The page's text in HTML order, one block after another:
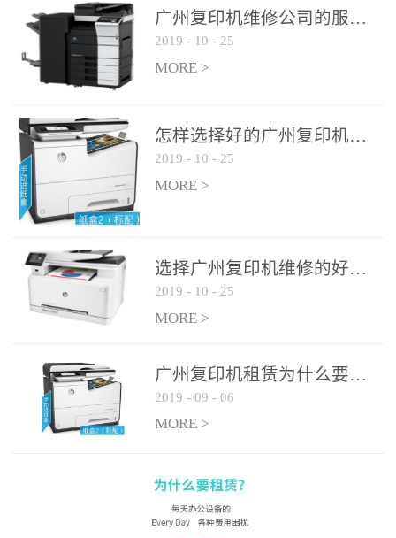
广州复印机维修公司的服务如何?
2019 - 10 - 25
MORE >
怎样选择好的广州复印机维修公司?
2019 - 10 - 25
MORE >
选择广州复印机维修的好处有哪些?
2019 - 10 - 25
MORE >
广州复印机租赁为什么要选大平台
2019 - 09 - 06
MORE >